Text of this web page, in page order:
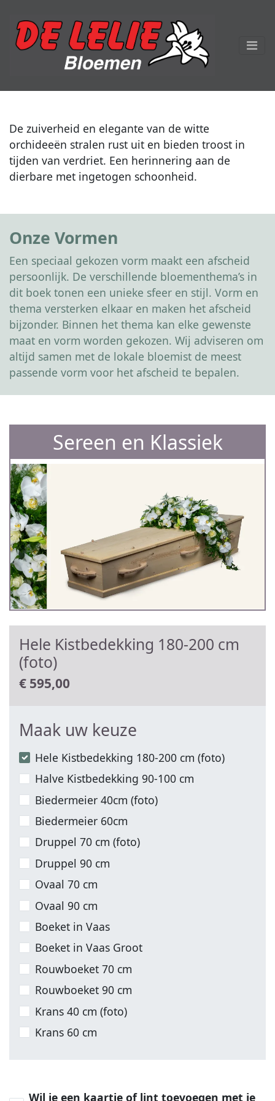
De zuiverheid en elegante van de witte
orchideeën stralen rust uit en bieden troost in
tijden van verdriet. Een herinnering aan de
dierbare met ingetogen schoonheid.
Onze Vormen
Een speciaal gekozen vorm maakt een afscheid
persoonlijk. De verschillende bloementhema’s in
dit boek tonen een unieke sfeer en stijl. Vorm en
thema versterken elkaar en maken het afscheid
bijzonder. Binnen het thema kan elke gewenste
maat en vorm worden gekozen. Wij adviseren om
altijd samen met de lokale bloemist de meest
passende vorm voor het afscheid te bepalen.
Sereen en Klassiek
Hele Kistbedekking 180-200 cm
(foto)
€ 595,00
Maak uw keuze
Hele Kistbedekking 180-200 cm (foto)
Halve Kistbedekking 90-100 cm
Biedermeier 40cm (foto)
Biedermeier 60cm
Druppel 70 cm (foto)
Druppel 90 cm
Ovaal 70 cm
Ovaal 90 cm
Boeket in Vaas
Boeket in Vaas Groot
Rouwboeket 70 cm
Rouwboeket 90 cm
Krans 40 cm (foto)
Krans 60 cm
Wil je een kaartje of lint toevoegen met je